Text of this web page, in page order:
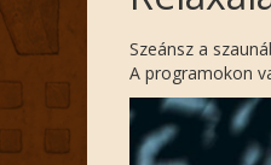
Szeánsz a
A programokon